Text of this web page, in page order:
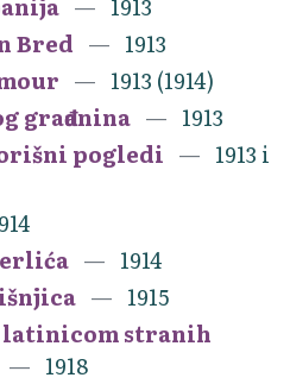
Bred
1913
1913 (1914)
građanina
1913
pogledi
1913 i
1914
1915
stranih
1918